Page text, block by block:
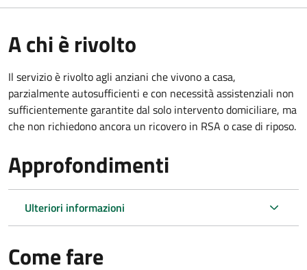
A chi è rivolto
Il servizio è rivolto agli anziani che vivono a casa,
parzialmente autosufficienti e con necessità assistenziali non
sufficientemente garantite dal solo intervento domiciliare, ma
che non richiedono ancora un ricovero in RSA o case di riposo.
Approfondimenti
Ulteriori informazioni
Come fare